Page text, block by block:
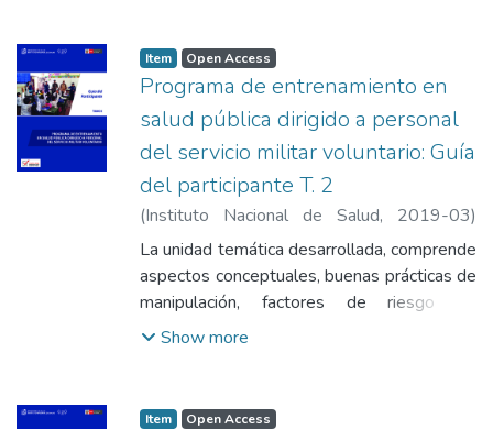
identifique los diferentes elementos que la
comprenden y diferencien su rol.
Item Open Access
Programa de entrenamiento en
salud pública dirigido a personal
del servicio militar voluntario: Guía
del participante T. 2
(Instituto Nacional de Salud, 2019-03)
Minchan Calderón, Alicia;Vásquez León,
Blanca Gladys;Vásquez Arangoitia, Claudia
Liliana;Moreno Gutiérrez, Diamantina Lorgia
Arteaga, Norka Hilda
La unidad temática desarrollada, comprende
aspectos conceptuales, buenas prácticas de
manipulación, factores de riesgo de
contaminación de alimentos, metodología
Show more
Item Open Access